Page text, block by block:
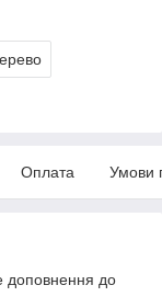
Оплата Умови
доповнення до